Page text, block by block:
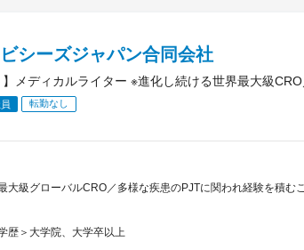
シーズジャパン合同会社
】メディカルライター ※進化し続ける世界最大級
転勤なし
最大級グローバルCRO／多様な疾患のPJTに関われ経験を積
歴＞大学院、大学卒以上